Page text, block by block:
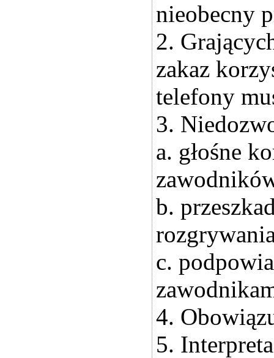
nieobecny
2.
zakaz
telefony
3.
a. głośne
b.
c.
4.
5.